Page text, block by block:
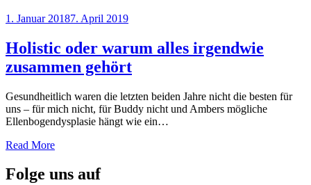
Posted
1. Januar 20187. April 2019
Holistic oder warum alles irgendwie
zusammen gehört
Gesundheitlich waren die letzten beiden Jahre nicht die besten für
uns – für mich nicht, für Buddy nicht und Ambers mögliche
Ellenbogendysplasie hängt wie ein…
Read More
Folge uns auf